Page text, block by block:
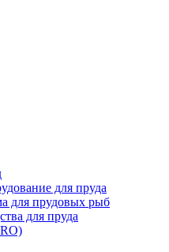
для пруда
для прудовых рыб
для пруда